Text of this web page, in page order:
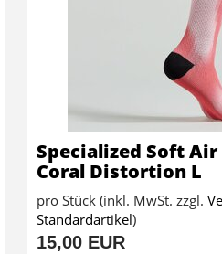
Specialized Soft
Coral Distortion L
pro Stück (inkl. MwSt. zzgl.
Standardartikel)
15,00 EUR